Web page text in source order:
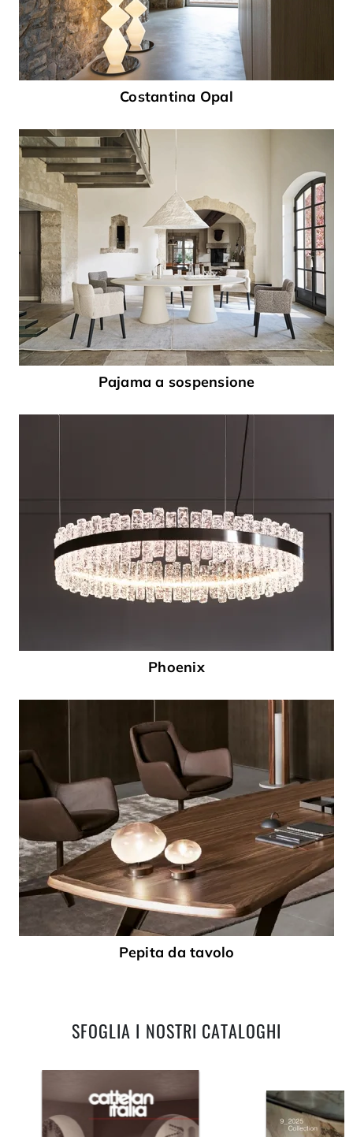
Costantina Opal
Pajama a sospensione
Phoenix
Pepita da tavolo
SFOGLIA I NOSTRI CATALOGHI